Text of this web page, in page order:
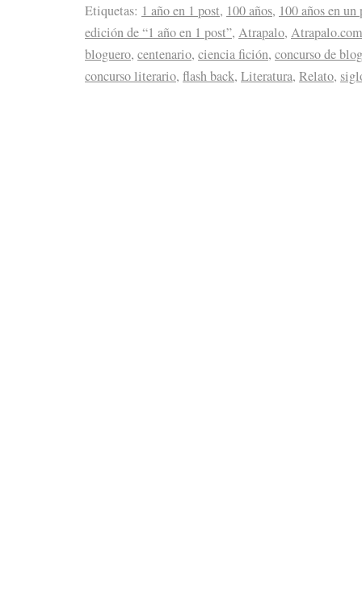
Etiquetas: 1 año en 1 post, 100 años, 100 años en un
edición de “1 año en 1 post”, Atrapalo, Atrapalo.com
bloguero, centenario, ciencia fición, concurso de
concurso literario, flash back, Literatura, Relato,